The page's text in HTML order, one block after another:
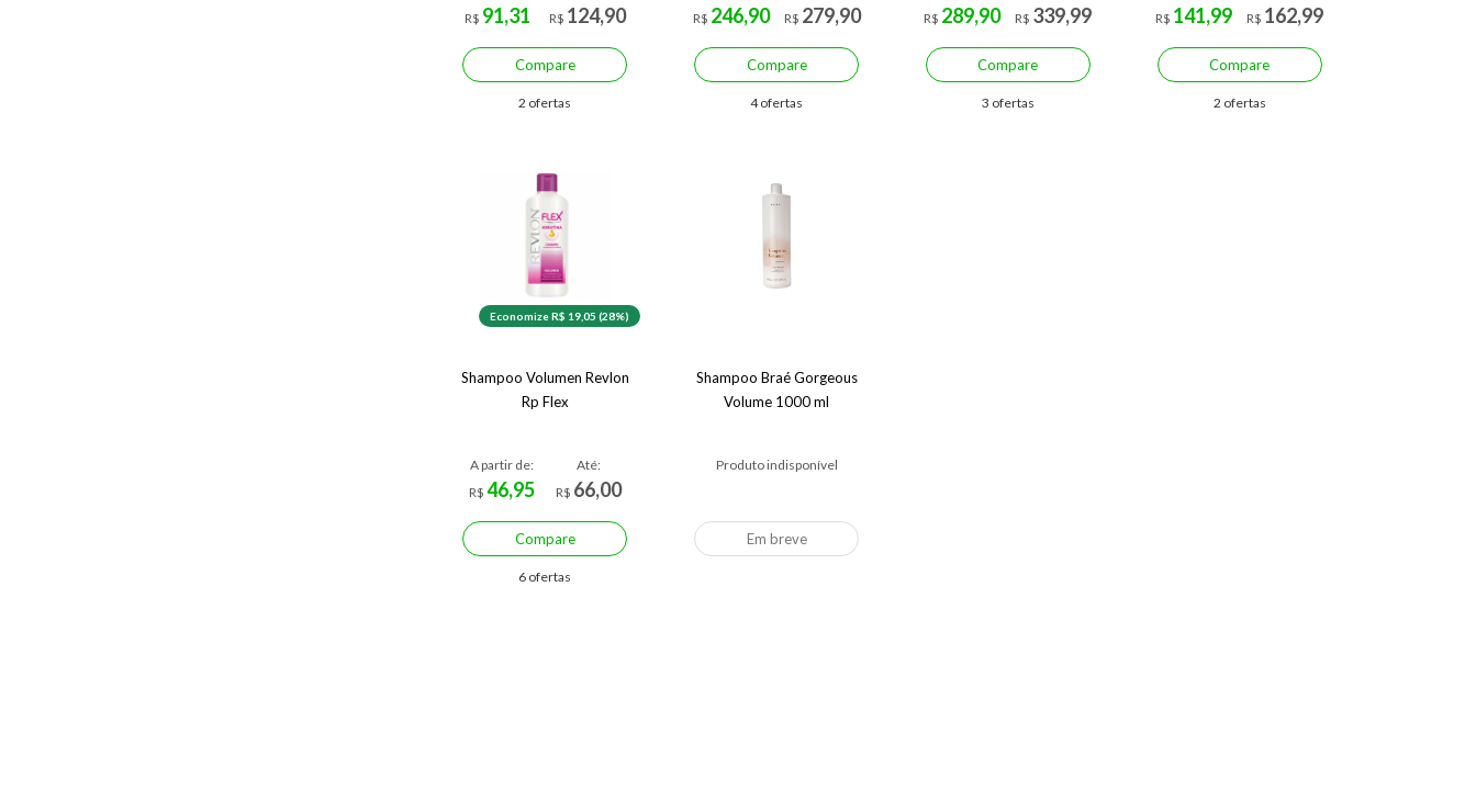
R$ 91,31
R$ 124,90
Compare
2 ofertas
R$ 246,90
R$ 279,90
Compare
4 ofertas
R$ 289,90
R$ 339,99
Compare
3 ofertas
R$ 141,99
R$ 162,99
Compare
2 ofertas
Economize R$ 19,05 (28%)
Shampoo Volumen Revlon
Rp Flex
A partir de:
R$ 46,95
Até:
R$ 66,00
Compare
6 ofertas
Shampoo Braé Gorgeous
Volume 1000 ml
Produto indisponível
Em breve